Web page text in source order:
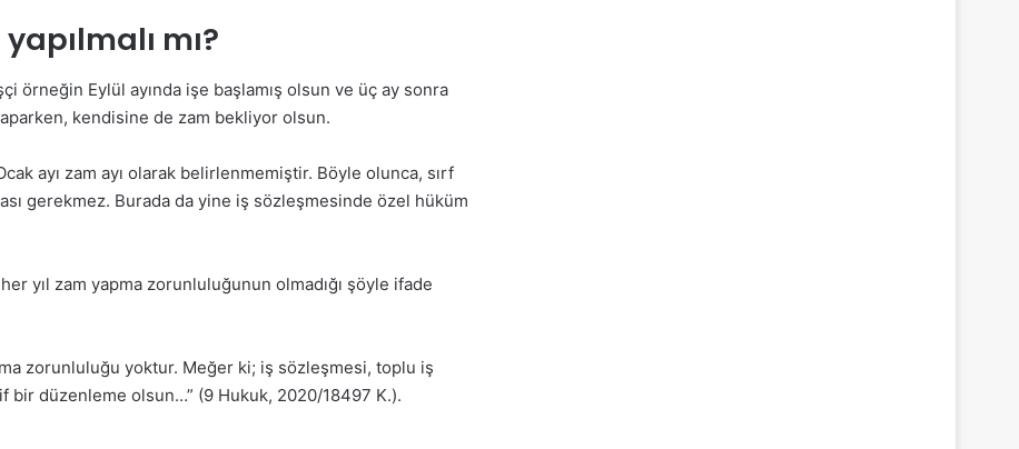
mı?
örneğin Eylül ayında işe başlamış olsun ve üç ay sonra
kendisine de zam bekliyor olsun.
ayı zam ayı olarak belirlenmemiştir. Böyle olunca, sırf
gerekmez. Burada da yine iş sözleşmesinde özel hüküm
yıl zam yapma zorunluluğunun olmadığı şöyle ifade
zorunluluğu yoktur. Meğer ki; iş sözleşmesi, toplu iş
düzenleme olsun…” (9 Hukuk, 2020/18497 K.).